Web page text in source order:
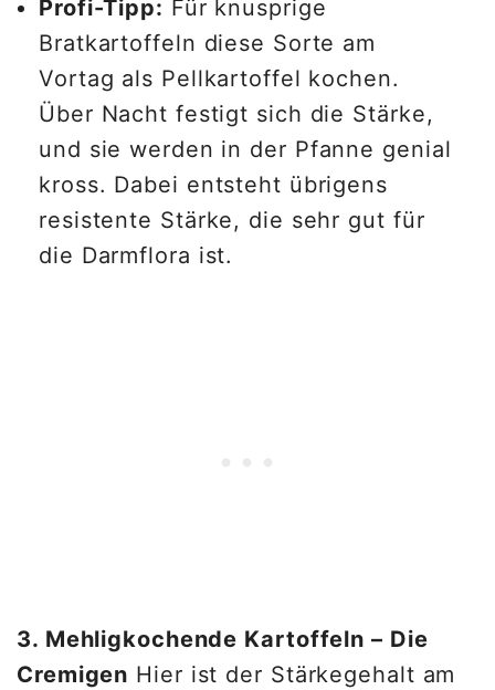
Profi-Tipp: Für knusprige
Bratkartoffeln diese Sorte am
Vortag als Pellkartoffel kochen.
Über Nacht festigt sich die Stärke,
und sie werden in der Pfanne genial
kross. Dabei entsteht übrigens
resistente Stärke, die sehr gut für
die Darmflora ist.
3. Mehligkochende Kartoffeln – Die
Cremigen Hier ist der Stärkegehalt am